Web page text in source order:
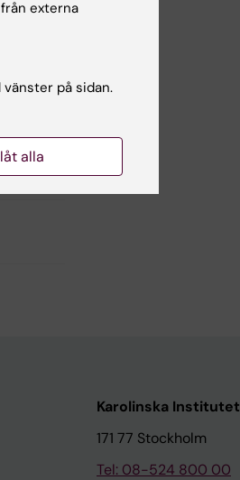
Karolinska Institutet
171 77 Stockholm
Tel: 08-524 800 00
externa
på sidan.
alla